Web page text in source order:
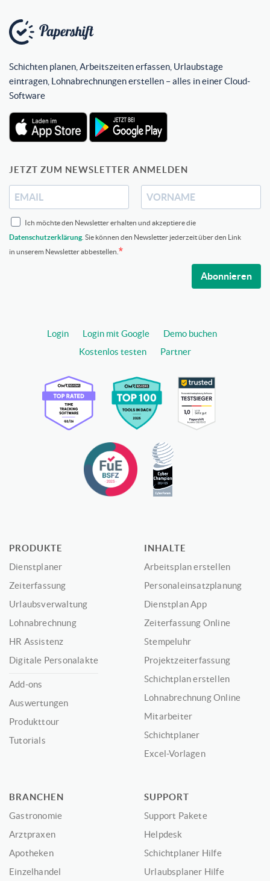
Schichten planen, Arbeitszeiten erfassen, Urlaubstage
eintragen, Lohnabrechnungen erstellen – alles in einer Cloud-
Software
JETZT ZUM NEWSLETTER ANMELDEN
Ich möchte den Newsletter erhalten und akzeptiere die
Datenschutzerklärung . Sie können den Newsletter jederzeit über den Link
in unserem Newsletter abbestellen.
Abonnieren
Login Login mit Google
Demo buchen
Kostenlos testen
Partner
PRODUKTE
Dienstplaner
Zeiterfassung
Urlaubsverwaltung
Lohnabrechnung
HR Assistenz
Digitale Personalakte
Add-ons
Auswertungen
Produkttour
Tutorials
INHALTE
Arbeitsplan erstellen
Personaleinsatzplanung
Dienstplan App
Zeiterfassung Online
Stempeluhr
Projektzeiterfassung
Schichtplan erstellen
Lohnabrechnung Online
Mitarbeiter
Schichtplaner
Excel-Vorlagen
BRANCHEN
Gastronomie
Arztpraxen
Apotheken
Einzelhandel
SUPPORT
Support Pakete
Helpdesk
Schichtplaner Hilfe
Urlaubsplaner Hilfe